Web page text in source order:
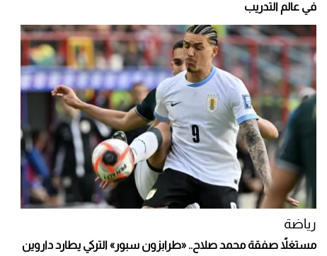
في عالم التدريب
رياضة
مستغلاً صفقة محمد صلاح.. «طرابزون سبور» التركي يطارد داروين